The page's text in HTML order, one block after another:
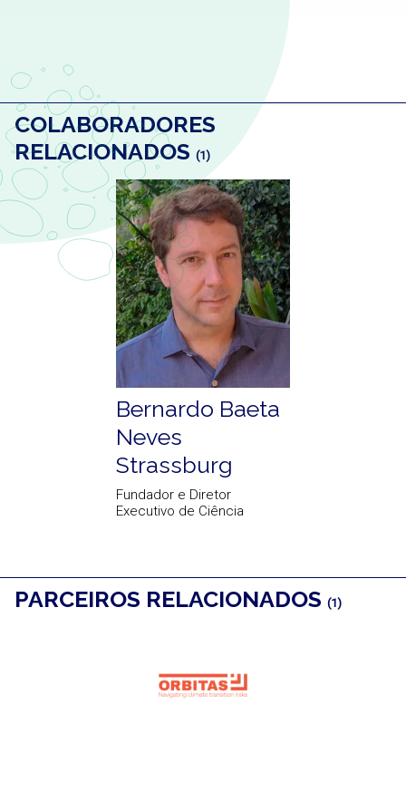
COLABORADORES
RELACIONADOS (1)
Bernardo Baeta
Neves
Strassburg
Fundador e Diretor
Executivo de Ciência
PARCEIROS RELACIONADOS (1)